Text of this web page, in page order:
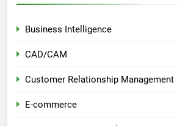
Business Intelligence
CAD/CAM
Customer Relationship Management
E-commerce